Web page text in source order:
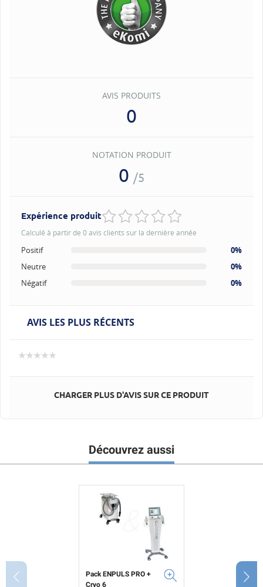
AVIS PRODUITS
0
NOTATION PRODUIT
0 /5
Expérience produit
Calculé à partir de 0 avis clients sur la dernière année
Positif
0%
Neutre
0%
Négatif
0%
AVIS LES PLUS RÉCENTS
CHARGER PLUS D'AVIS SUR CE PRODUIT
Découvrez aussi
Pack ENPULS PRO +
Cryo 6